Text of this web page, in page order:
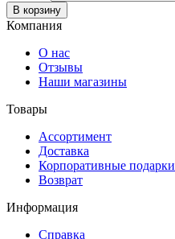
В корзину
Компания
О нас
Отзывы
Наши магазины
Товары
Ассортимент
Доставка
Корпоративные подарки
Возврат
Информация
Справка